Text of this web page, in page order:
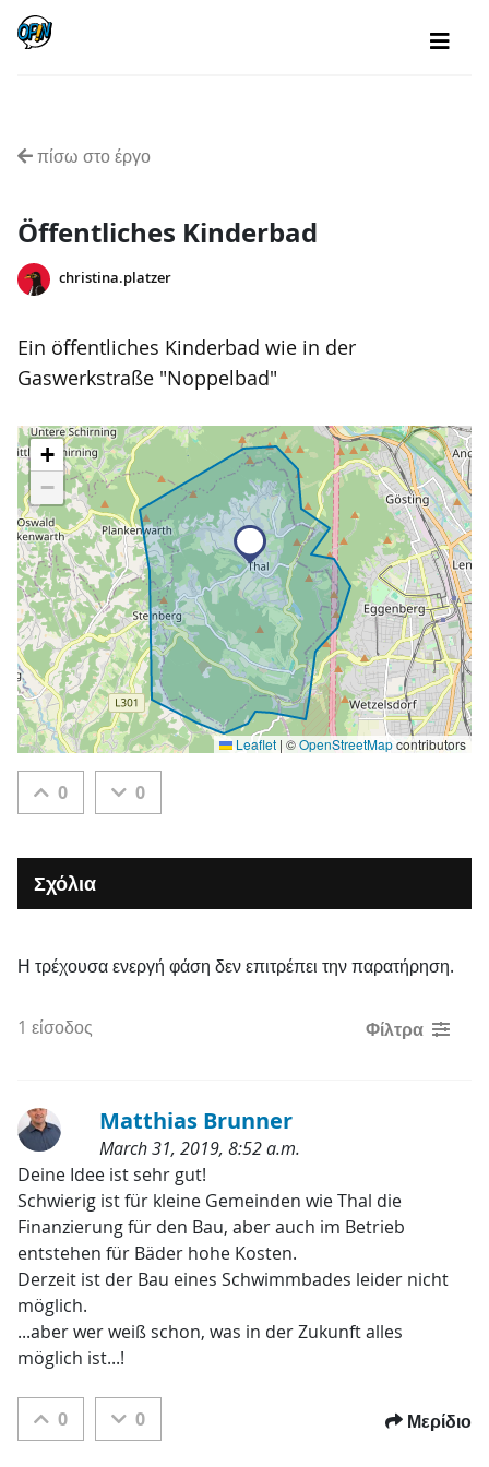
πίσω στο έργο
Öffentliches Kinderbad
christina.platzer
Ein öffentliches Kinderbad wie in der
Gaswerkstraße "Noppelbad"
+
−
Leaflet | ©OpenStreetMapcontributors
0 0
Σχόλια
Η τρέχουσα ενεργή φάση δεν επιτρέπει την παρατήρηση.
1 είσοδος Φίλτρα
Matthias Brunner
March 31, 2019, 8:52 a.m.
Κατηγορίες
Deine Idee ist sehr gut!
Schwierig ist für kleine Gemeinden wie Thal die
Finanzierung für den Bau, aber auch im Betrieb
entstehen für Bäder hohe Kosten.
Derzeit ist der Bau eines Schwimmbades leider nicht
möglich.
...aber wer weiß schon, was in der Zukunft alles
möglich ist...!
0 0 Μερίδιο